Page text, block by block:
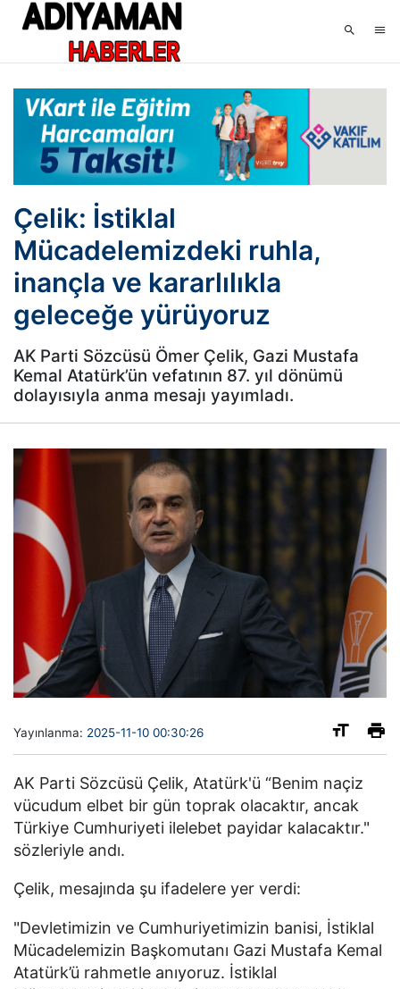
Çelik: İstiklal
Mücadelemizdeki ruhla,
inançla ve kararlılıkla
geleceğe yürüyoruz
AK Parti Sözcüsü Ömer Çelik, Gazi Mustafa
Kemal Atatürk’ün vefatının 87. yıl dönümü
dolayısıyla anma mesajı yayımladı.
Yayınlanma: 2025-11-10 00:30:26
AK Parti Sözcüsü Çelik, Atatürk'ü “Benim naçiz
vücudum elbet bir gün toprak olacaktır, ancak
Türkiye Cumhuriyeti ilelebet payidar kalacaktır."
sözleriyle andı.
Çelik, mesajında şu ifadelere yer verdi:
"Devletimizin ve Cumhuriyetimizin banisi, İstiklal
Mücadelemizin Başkomutanı Gazi Mustafa Kemal
Atatürk’ü rahmetle anıyoruz. İstiklal